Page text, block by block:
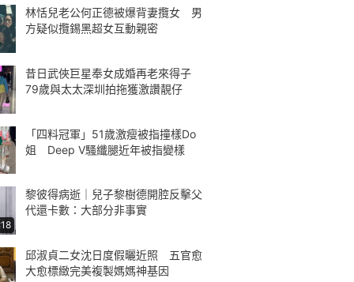
林恬兒老公何正德被爆背妻攬女 男
方疑似攬錫黑超女互動親密
昔日武俠巨星奉女成婚再老來得子
79歲與太太深圳拍拖獲激讚靚仔
「四料冠軍」51歲激瘦被指撞樣Do
姐 Deep V騷纖腿近年被指變樣
黎彼得病逝｜兒子黎樹德開腔反擊父
代還卡數：大部分非事實
邱淑貞二女沈日度假曬近照 五官愈
大愈標緻完美複製媽媽神基因